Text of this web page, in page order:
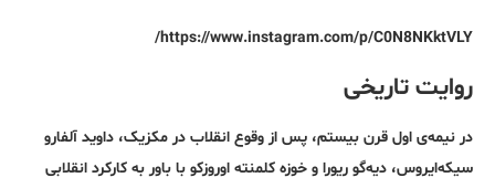
https://www.instagram.com/p/C0N8NKktVLY/
روایت تاریخی
در نیمه‌ی اول قرن بیستم، پس از وقوع انقلاب در مکزیک، داوید آلفارو
سیکه‌ایروس، دیه‌گو ریورا و خوزه کلمنته اوروزکو با باور به کارکرد انقلابی